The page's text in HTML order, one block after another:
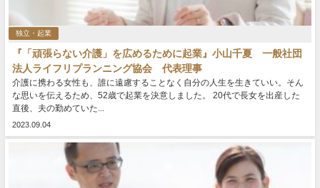
独立・起業
『「頑張らない介護」を広めるために起業』小山千夏 一般社団
法人ライフリプランニング協会 代表理事
介護に携わる女性も、誰に遠慮することなく自分の人生を生きていい。そん
な思いを伝えるため、52歳で起業を決意しました。 20代で長女を出産した
直後、夫の勤めていた...
2023.09.04